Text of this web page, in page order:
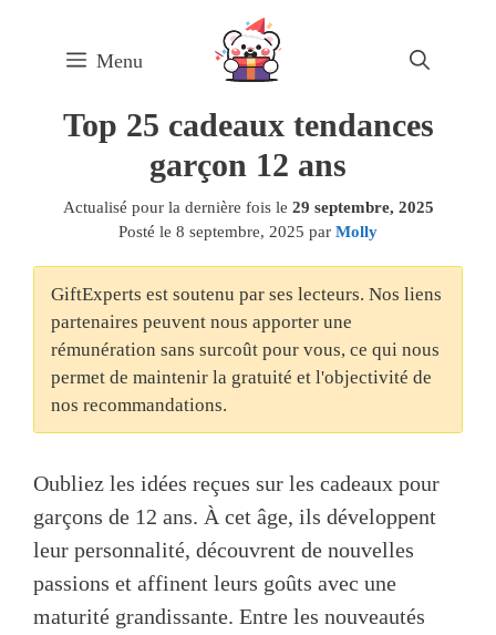
Menu
Top 25 cadeaux tendances
garçon 12 ans
Actualisé pour la dernière fois le 29 septembre, 2025
Posté le 8 septembre, 2025 par Molly
GiftExperts est soutenu par ses lecteurs. Nos liens
partenaires peuvent nous apporter une
rémunération sans surcoût pour vous, ce qui nous
permet de maintenir la gratuité et l'objectivité de
nos recommandations.
Oubliez les idées reçues sur les cadeaux pour
garçons de 12 ans. À cet âge, ils développent
leur personnalité, découvrent de nouvelles
passions et affinent leurs goûts avec une
maturité grandissante. Entre les nouveautés